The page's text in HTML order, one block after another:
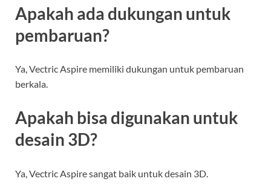
Apakah ada dukungan untuk
pembaruan?
Ya, Vectric Aspire memiliki dukungan untuk pembaruan
berkala.
Apakah bisa digunakan untuk
desain 3D?
Ya, Vectric Aspire sangat baik untuk desain 3D.